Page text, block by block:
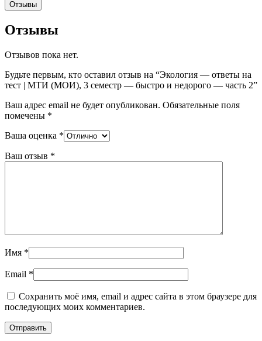
Отзывы
Отзывы
Отзывов пока нет.
Будьте первым, кто оставил отзыв на “Экология — ответы на
тест | МТИ (МОИ), 3 семестр — быстро и недорого — часть 2”
Ваш адрес email не будет опубликован. Обязательные поля
помечены *
Ваша оценка *
Ваш отзыв *
Имя *
Email *
Сохранить моё имя, email и адрес сайта в этом браузере для
последующих моих комментариев.